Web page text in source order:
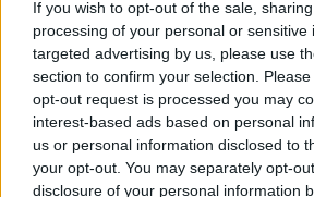
If you wish to opt-out of the sale,
processing of your personal or sensitive
targeted advertising by us, please use
section to confirm your selection.
opt-out request is processed you may
interest-based ads based on personal
us or personal information disclosed to
your opt-out. You may separately opt-
disclosure of your personal information